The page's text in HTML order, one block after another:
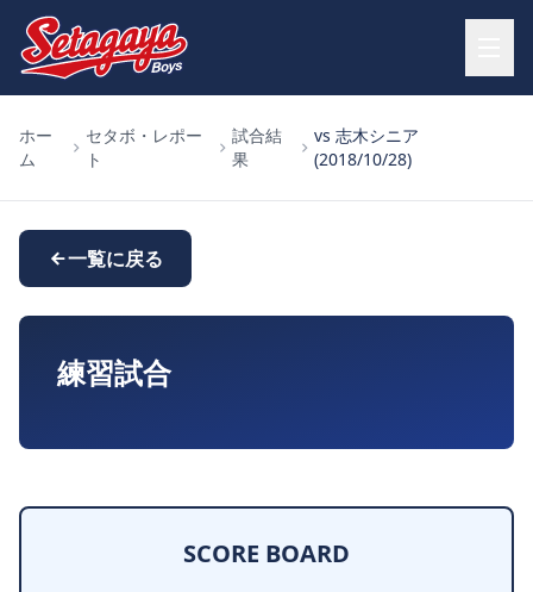
ホー
ム
セタボ・レポー
ト
試合結
果
vs 志木シニア
(2018/10/28)
一覧に戻る
練習試合
SCORE BOARD